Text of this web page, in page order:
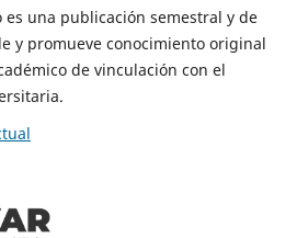
una publicación semestral y de
y promueve conocimiento original
de vinculación con el